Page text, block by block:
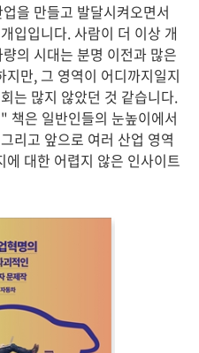
을 만들고 발달시켜오면서
입입니다. 사람이 더 이상 개
의 시대는 분명 이전과 많은
만, 그 영역이 어디까지일지
는 많지 않았던 것 같습니다.
책은 일반인들의 눈높이에서
리고 앞으로 여러 산업 영역
대한 어렵지 않은 인사이트